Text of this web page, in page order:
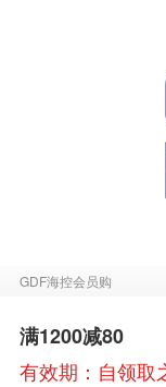
GDF海控会员购
满1200减80
有效期：自领取